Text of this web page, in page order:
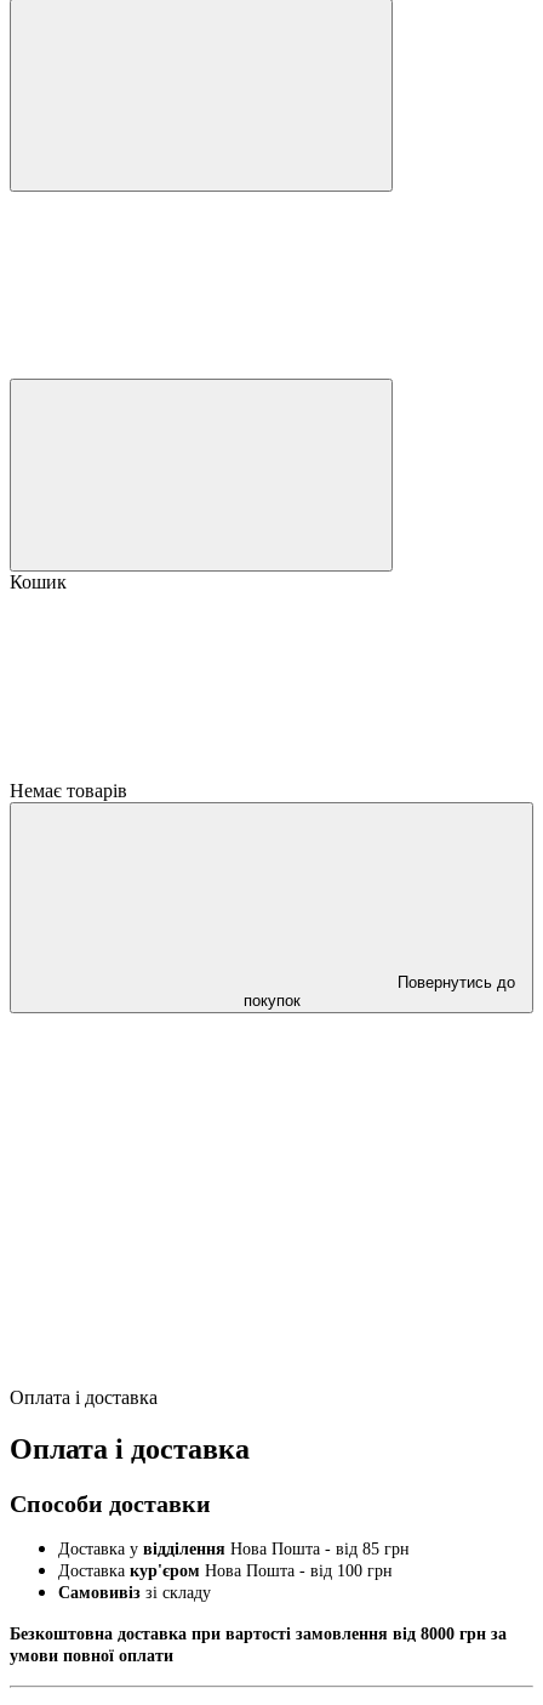
Кошик
Немає товарів
Повернутись до
покупок
Оплата і доставка
Оплата і доставка
Способи доставки
Доставка у відділення Нова Пошта - від 85 грн
Доставка кур'єром Нова Пошта - від 100 грн
Самовивіз зі складу
Безкоштовна доставка при вартості замовлення від 8000 грн за
умови повної оплати